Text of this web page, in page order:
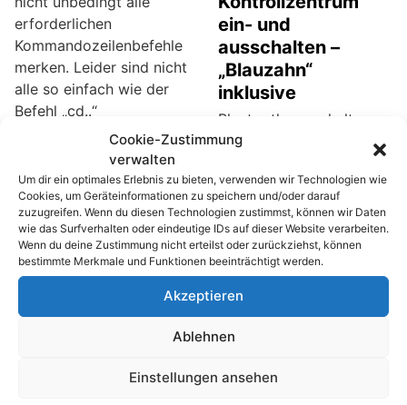
erforderlichen
Kommandozeilenbefehle
merken. Leider sind nicht
alle so einfach wie der
Befehl „cd..“
(Verzeichniswechsel). Mit
ein paar Handgriffen
erstellen Sie eine Liste
mit den wichtigsten
Kommandozeilenbefehle
n, die Sie speichern
und/oder ausdrucken
können.
ein- und
ausschalten –
„Blauzahn“
inklusive
Bluetooth ausschalten,
WLAN einschalten,
für all diese Funktionen
musste man bisher viel
Tippen und Klicken. Die
Zeiten sind seit iOS 7
vorbei. Jetzt können Sie
die wichtigsten
Funktionen blitzschnell
einschalten und wieder
gleich auf zwei Blitz-
Cookie-Zustimmung
verwalten
Um dir ein optimales Erlebnis zu bieten, verwenden wir Technologien wie
Cookies, um Geräteinformationen zu speichern und/oder darauf
zuzugreifen. Wenn du diesen Technologien zustimmst, können wir Daten
wie das Surfverhalten oder eindeutige IDs auf dieser Website verarbeiten.
Wenn du deine Zustimmung nicht erteilst oder zurückziehst, können
bestimmte Merkmale und Funktionen beeinträchtigt werden.
Akzeptieren
Ablehnen
Einstellungen ansehen